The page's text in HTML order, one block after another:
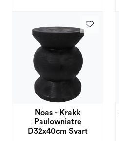
Noas - Krakk
Paulowniatre
D32x40cm Svart